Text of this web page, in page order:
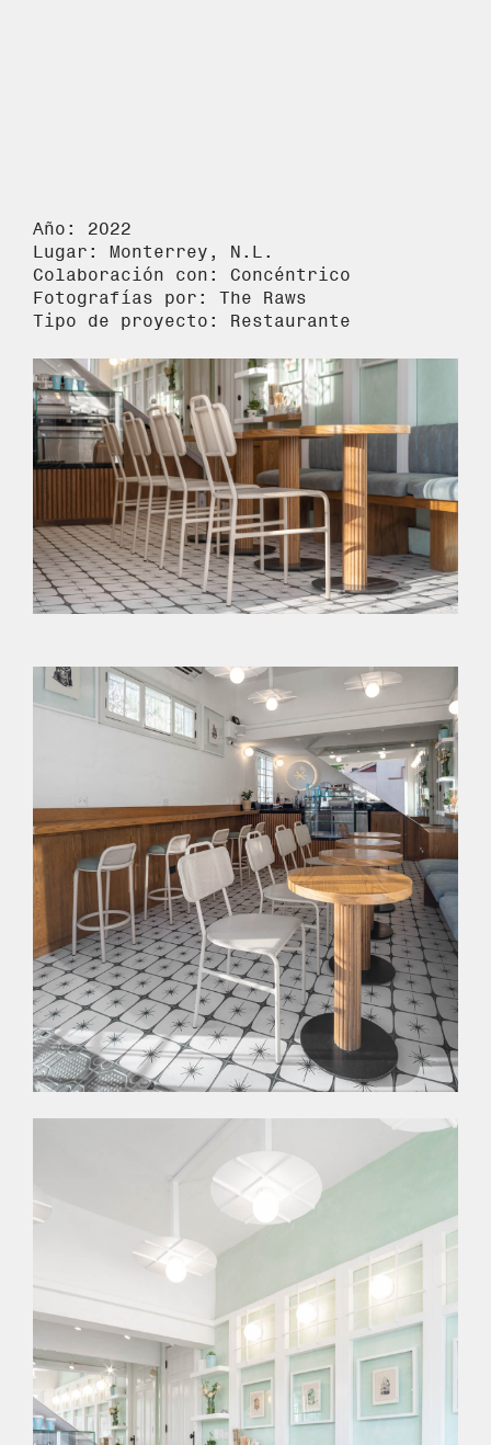
Año: 2022
Lugar: Monterrey, N.L.
Colaboración con: Concéntrico
Fotografías por: The Raws
Tipo de proyecto: Restaurante